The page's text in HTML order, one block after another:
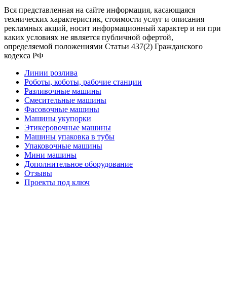
Вся представленная на сайте информация, касающаяся
технических характеристик, стоимости услуг и описания
рекламных акций, носит информационный характер и ни при
каких условиях не является публичной офертой,
определяемой положениями Статьи 437(2) Гражданского
кодекса РФ
Линии розлива
Роботы, коботы, рабочие станции
Разливочные машины
Смесительные машины
Фасовочные машины
Машины укупорки
Этикеровочные машины
Машины упаковка в тубы
Упаковочные машины
Мини машины
Дополнительное оборудование
Отзывы
Проекты под ключ